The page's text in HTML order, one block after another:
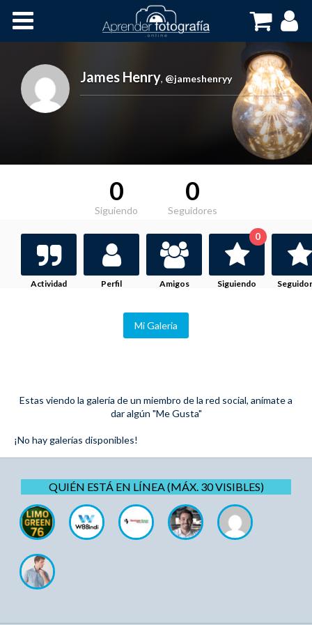
Cursos OnLine
James Henry, @jameshenryy
0
Siguiendo
0
Seguidores
Actividad Perfil Amigos Siguiendo
0
Mi Galeria
Estas viendo la galería de un miembro de la red social, anímate a
dar algún "Me Gusta"
¡No hay galerías disponibles!
QUIÉN ESTÁ EN LÍNEA (MÁX. 30 VISIBLES)